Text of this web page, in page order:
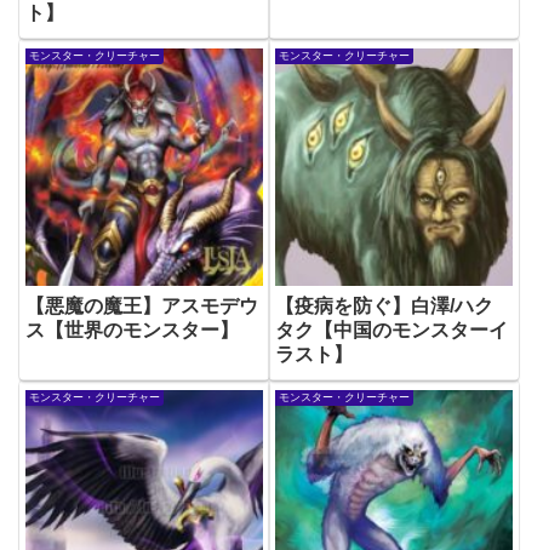
ト】
モンスター・クリーチャー
【悪魔の魔王】アスモデウ
ス【世界のモンスター】
モンスター・クリーチャー
【疫病を防ぐ】白澤/ハク
タク【中国のモンスターイ
ラスト】
モンスター・クリーチャー モンスター・クリーチャー